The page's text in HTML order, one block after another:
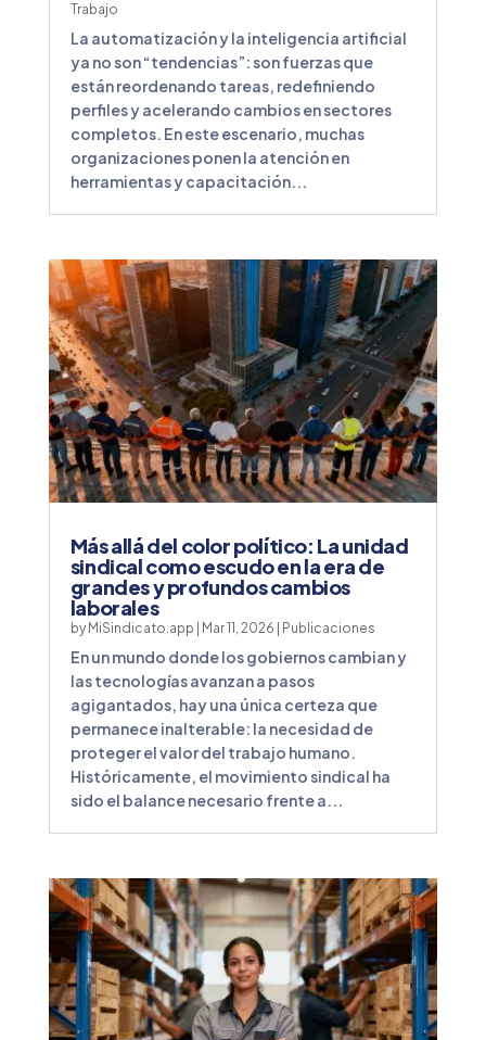
Trabajo
La automatización y la inteligencia artificial
ya no son “tendencias”: son fuerzas que
están reordenando tareas, redefiniendo
perfiles y acelerando cambios en sectores
completos. En este escenario, muchas
organizaciones ponen la atención en
herramientas y capacitación...
Más allá del color político: La unidad
sindical como escudo en la era de
grandes y profundos cambios
laborales
by MiSindicato.app Mar 11, 2026 Publicaciones
En un mundo donde los gobiernos cambian y
las tecnologías avanzan a pasos
agigantados, hay una única certeza que
permanece inalterable: la necesidad de
proteger el valor del trabajo humano.
Históricamente, el movimiento sindical ha
sido el balance necesario frente a...